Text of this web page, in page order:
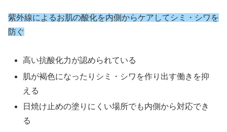
紫外線によるお肌の酸化を内側からケアしてシミ・シワを
防ぐ
高い抗酸化力が認められている
肌が褐色になったりシミ・シワを作り出す働きを抑
える
日焼け止めの塗りにくい場所でも内側から対応でき
る